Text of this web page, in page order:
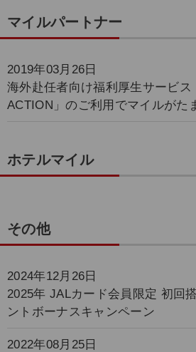
マイルパートナー
2019年03月26日
海外赴任者向け福利厚生サービス
ACTION」のご利用でマイルがた
ホテルマイル
その他
2024年12月26日
2025年 JALカード会員限定 初回
ントボーナスキャンペーン
2022年08月25日